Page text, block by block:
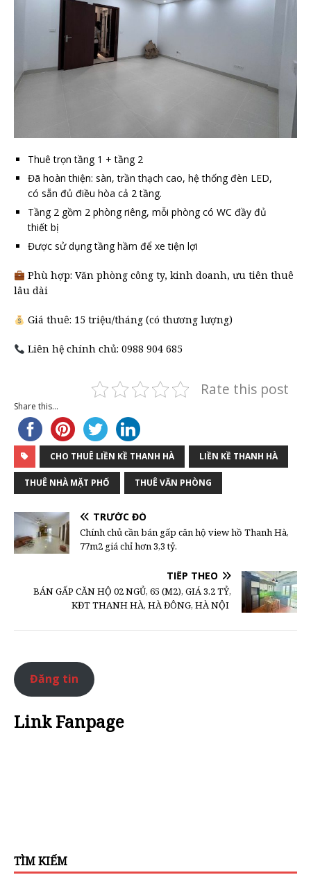
Thuê trọn tầng 1 + tầng 2
Đã hoàn thiện: sàn, trần thạch cao, hệ thống đèn LED,
có sẵn đủ điều hòa cả 2 tầng.
Tầng 2 gồm 2 phòng riêng, mỗi phòng có WC đầy đủ
thiết bị
Được sử dụng tầng hầm để xe tiện lợi
Phù hợp: Văn phòng công ty, kinh doanh, ưu tiên thuê
lâu dài
Giá thuê: 15 triệu/tháng (có thương lượng)
Liên hệ chính chủ: 0988 904 685
Rate this post
Share this...
CHO THUÊ LIỀN KỀ THANH HÀ LIỀN KỀ THANH HÀ
THUÊ NHÀ MẶT PHỐ THUÊ VĂN PHÒNG
TRƯỚC ĐÓ
Chính chủ cần bán gấp căn hộ view hồ Thanh Hà,
77m2 giá chỉ hơn 3,3 tỷ.
TIẾP THEO
BÁN GẤP CĂN HỘ 02 NGỦ, 65 (M2), GIÁ 3.2 TỶ,
KĐT THANH HÀ, HÀ ĐÔNG, HÀ NỘI
Đăng tin
Link Fanpage
TÌM KIẾM